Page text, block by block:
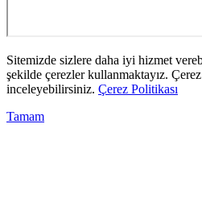
Sitemizde sizlere daha iyi hizmet
şekilde çerezler kullanmaktayız.
inceleyebilirsiniz. Çerez Politikası
Tamam